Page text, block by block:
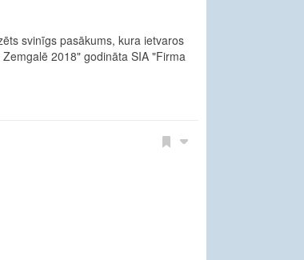
svinīgs pasākums, kura ietvaros
2018" godināta SIA "Firma